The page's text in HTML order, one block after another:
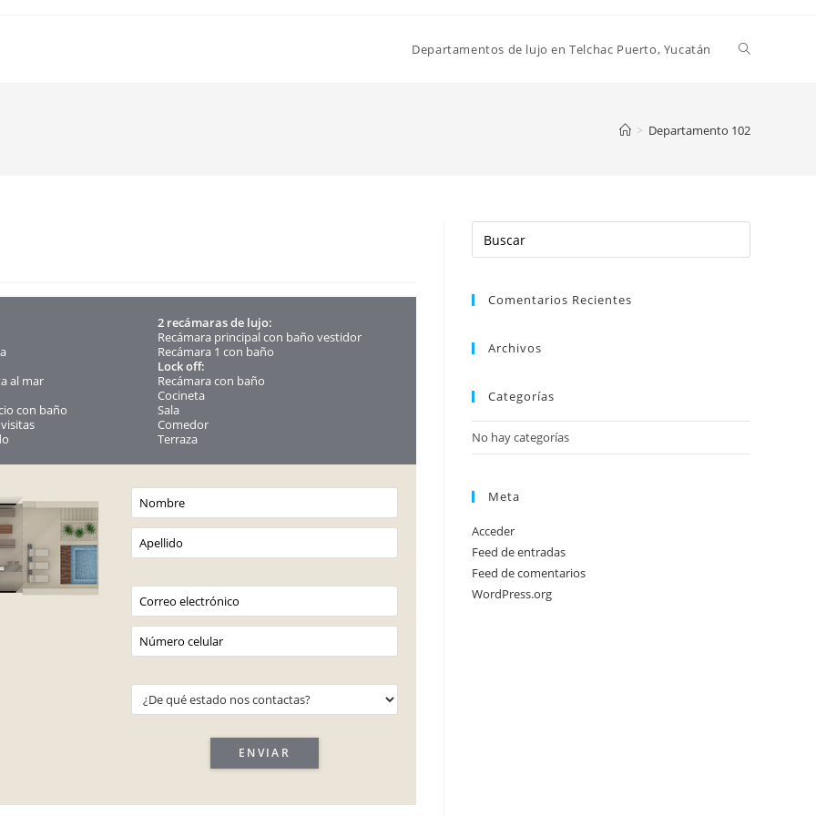
Departamentos de lujo en Telchac Puerto, Yucatán
> Departamento 102
al mar
con baño
2 recámaras de lujo:
Recámara principal con baño vestidor
Recámara 1 con baño
Lock off:
Recámara con baño
Cocineta
Sala
Comedor
Terraza
Buscar
en
webComentarios Recientes
Archivos
Categorías
No hay categorías
Meta
Acceder
Feed de entradas
Feed de comentarios
WordPress.org